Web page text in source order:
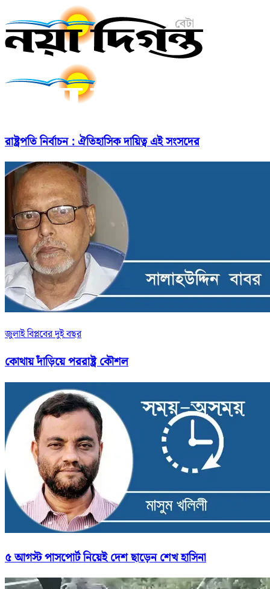
রাষ্ট্রপতি নির্বাচন : ঐতিহাসিক দায়িত্ব এই সংসদের
জুলাই বিপ্লবের দুই বছর
কোথায় দাঁড়িয়ে পররাষ্ট্র কৌশল
৫ আগস্ট পাসপোর্ট নিয়েই দেশ ছাড়েন শেখ হাসিনা